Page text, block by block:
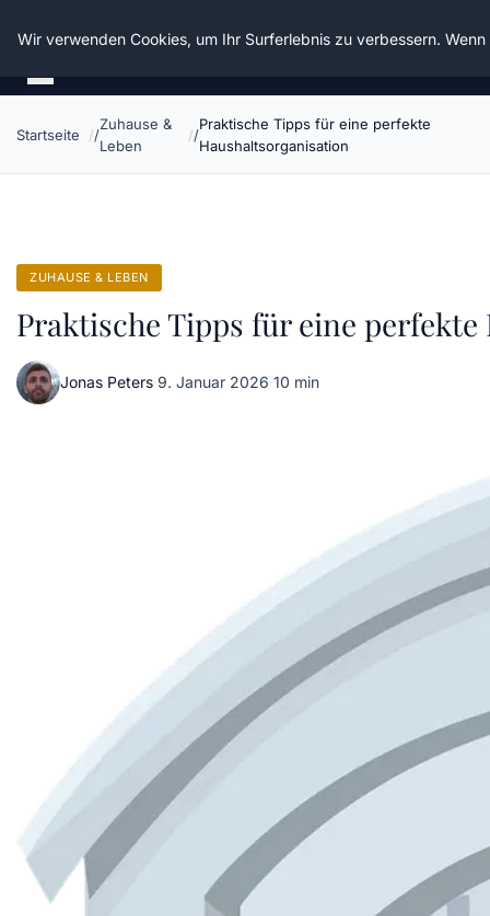
Die Schnitter
Startseite
Zuhause &
Leben
Praktische Tipps für eine perfekte
Haushaltsorganisation
ZUHAUSE & LEBEN
Praktische Tipps für eine
Jonas Peters·9. Januar 2026·10 min
Wir verwenden Cookies, um Ihr Surferlebnis zu verbessern.